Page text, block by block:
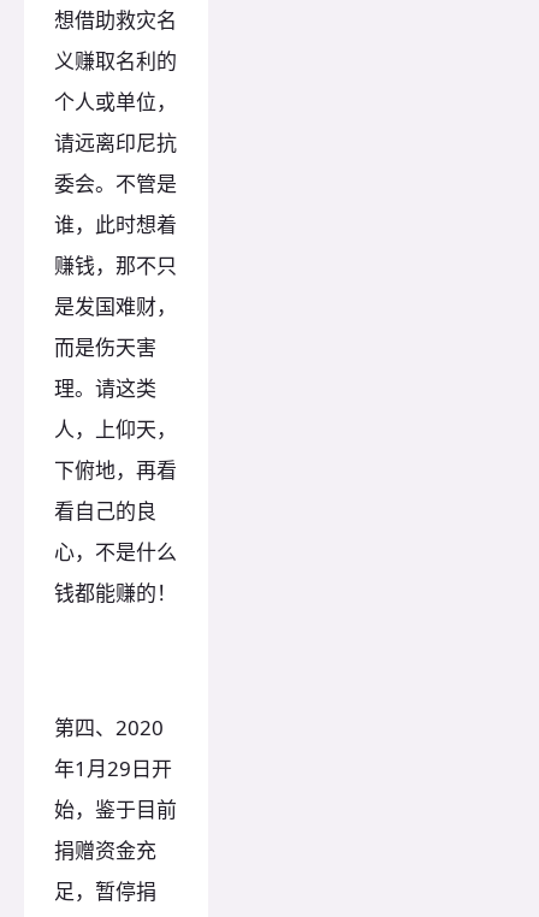
想借助救灾名
义赚取名利的
个人或单位，
请远离印尼抗
委会。不管是
谁，此时想着
赚钱，那不只
是发国难财，
而是伤天害
理。请这类
人，上仰天，
下俯地，再看
看自己的良
心，不是什么
钱都能赚的！
第四、2020
年1月29日开
始，鉴于目前
捐赠资金充
足，暂停捐